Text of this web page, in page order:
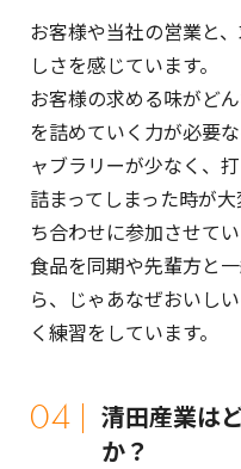
お客様や当社の営業と
しさを感じています。
お客様の求める味がど
を詰めていく力が必要
ャブラリーが少なく、
詰まってしまった時が
ち合わせに参加させて
食品を同期や先輩方と
ら、じゃあなぜおいし
く練習をしています。
04
清田産業は
か？